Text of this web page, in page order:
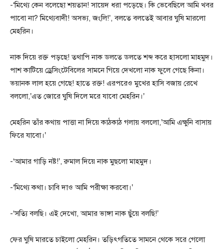
-‘মিথ্যে কেন বলেছো শয়তান! সায়েদ ধরা পড়েছে। কি ভেবেছিলে আমি খবর
পাবো না? মিথ্যেবাদী! অসভ্য, জংলি!’, বলতে বলতেই আবার ঘুষি মারলো
মেহরিন।
নাক দিয়ে রক্ত পড়ছে! তথাপি নাক ডলতে ডলতে শব্দ করে হাসলো মাহমুদ।
পাশ কাটিয়ে ড্রেসিংটেবিলের সামনে গিয়ে দেখলো নাক ফুলে গেছে কিনা।
ভয়ানক লাল হয়ে গেছে! হাতে রক্ত! এরপরেও মুখের হাসি বজায় রেখে
বললো,’এত জোরে ঘুষি দিলে মরে যাবো মেহরিন।’
মেহরিন তাঁর কথায় পাত্তা না দিয়ে কাঠকাঠ গলায় বললো,’আমি এক্ষুনি বাসায়
ফিরে যাবো।’
-‘আমার গাড়ি নষ্ট!’, রুমাল দিয়ে নাক মুছলো মাহমুদ।
-‘মিথ্যে কথা। চাবি দাও আমি পরীক্ষা করবো।’
-‘সত্যি বলছি। এই দেখো, আমার ভাঙ্গা নাক ছুঁয়ে বলছি!’
ফের ঘুষি মারতে চাইলো মেহরিন। তড়িৎগতিতে সামনে থেকে সরে গেলো